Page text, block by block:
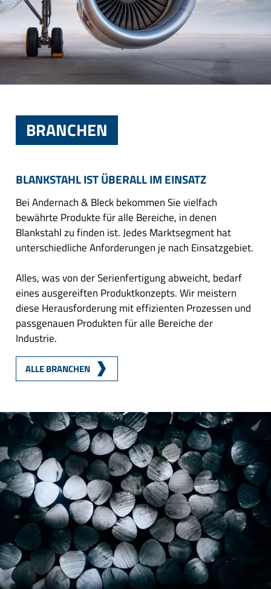
BRANCHEN
BLANKSTAHL IST ÜBERALL IM EINSATZ
Bei Andernach & Bleck bekommen Sie vielfach
bewährte Produkte für alle Bereiche, in denen
Blankstahl zu finden ist. Jedes Marktsegment hat
unterschiedliche Anforderungen je nach Einsatzgebiet.
Alles, was von der Serienfertigung abweicht, bedarf
eines ausgereiften Produktkonzepts. Wir meistern
diese Herausforderung mit effizienten Prozessen und
passgenauen Produkten für alle Bereiche der
Industrie.
ALLE BRANCHEN